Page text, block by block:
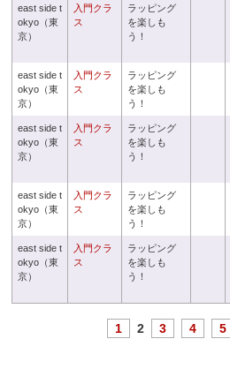
east side t
okyo（東
京）
入門クラ
ス
ラッピング
を楽しも
う！
east side t
okyo（東
京）
入門クラ
ス
ラッピング
を楽しも
う！
east side t
okyo（東
京）
入門クラ
ス
ラッピング
を楽しも
う！
east side t
okyo（東
京）
入門クラ
ス
ラッピング
を楽しも
う！
east side t
okyo（東
京）
入門クラ
ス
ラッピング
を楽しも
う！
1 2 3 4 5